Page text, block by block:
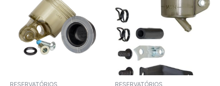
RESERVATÓRIOS RESERVATÓRIOS